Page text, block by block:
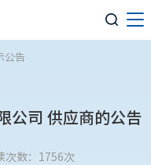

公告
公司 供应商的公告
次数：1756次